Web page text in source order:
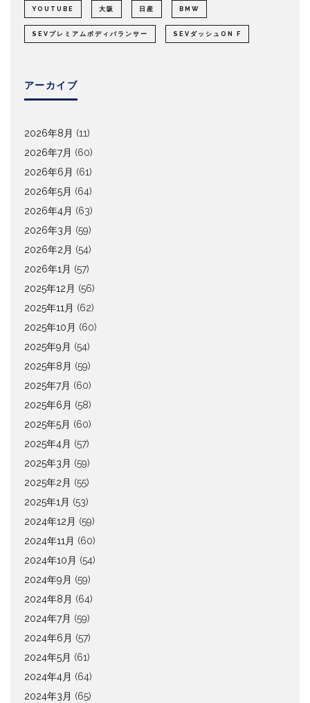
YOUTUBE 大阪 日産 BMW
SEVプレミアムボディバランサー SEVダッシュON F
アーカイブ
2026年8月 (11)
2026年7月 (60)
2026年6月 (61)
2026年5月 (64)
2026年4月 (63)
2026年3月 (59)
2026年2月 (54)
2026年1月 (57)
2025年12月 (56)
2025年11月 (62)
2025年10月 (60)
2025年9月 (54)
2025年8月 (59)
2025年7月 (60)
2025年6月 (58)
2025年5月 (60)
2025年4月 (57)
2025年3月 (59)
2025年2月 (55)
2025年1月 (53)
2024年12月 (59)
2024年11月 (60)
2024年10月 (54)
2024年9月 (59)
2024年8月 (64)
2024年7月 (59)
2024年6月 (57)
2024年5月 (61)
2024年4月 (64)
2024年3月 (65)